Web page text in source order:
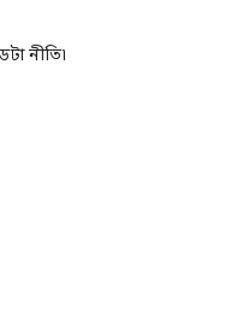
নীতি৷